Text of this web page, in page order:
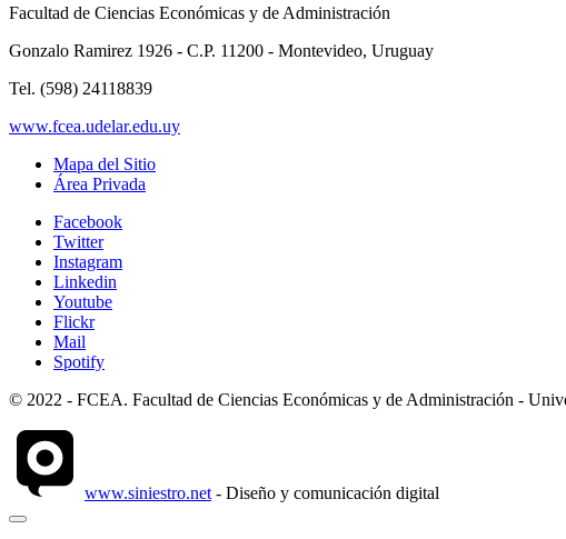
Facultad de Ciencias Económicas y de Administración
Gonzalo Ramirez 1926 - C.P. 11200 - Montevideo, Uruguay
Tel. (598) 24118839
www.fcea.udelar.edu.uy
Mapa del Sitio
Área Privada
Facebook
Twitter
Instagram
Linkedin
Youtube
Flickr
Mail
Spotify
© 2022 - FCEA. Facultad de Ciencias Económicas y de Administración -
www.siniestro.net - Diseño y comunicación digital